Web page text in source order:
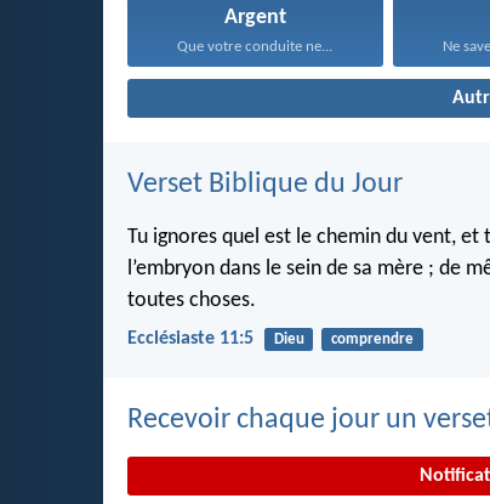
Argent
Que votre conduite ne... Ne
Verset Biblique du Jour
Tu ignores quel est le chemin du vent,
l’embryon dans le sein de sa mère ; de
toutes choses.
Ecclésiaste 11:5 Dieu comprendre
Recevoir chaque jour un